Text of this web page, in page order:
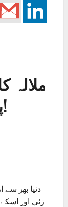
ملالہ
پاکستانیوں کیلئے نہیں!
دنیا بھر سے
زئی اور